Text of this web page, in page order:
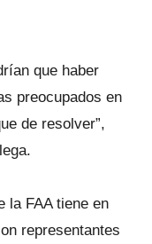
que haber
preocupados en
de resolver”,
la FAA tiene en
representantes